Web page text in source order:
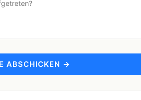
ABSCHICKEN →